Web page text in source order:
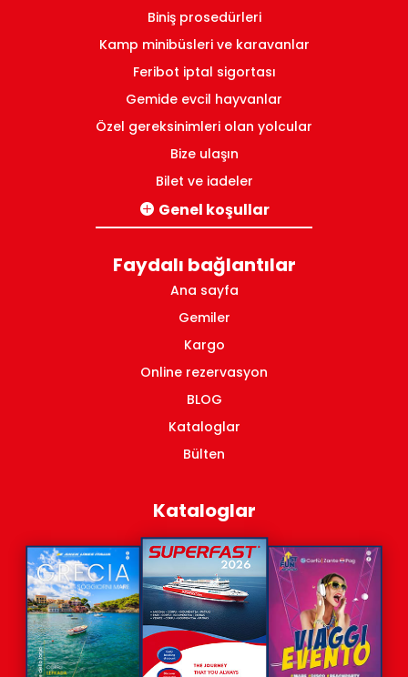
Biniş prosedürleri
Kamp minibüsleri ve karavanlar
Feribot iptal sigortası
Gemide evcil hayvanlar
Özel gereksinimleri olan yolcular
Bize ulaşın
Bilet ve iadeler
Genel koşullar
Yunanistan iç hatları için
Faydalı bağlantılar
Ana sayfa
Gemiler
Kargo
Online rezervasyon
BLOG
Kataloglar
Bülten
Kataloglar